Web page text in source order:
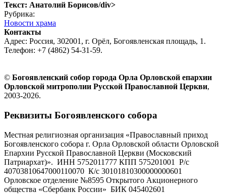
Текст: Анатолий Борисов/div>
Рубрика:
Новости храма
Контакты
Адрес: Россия, 302001, г. Орёл, Богоявленская площадь, 1.
Телефон: +7 (4862) 54-31-59.
© Богоявленский собор города Орла Орловской епархии
Орловской митрополии Русской Православной Церкви,
2003-2026.
Реквизиты Богоявленского собора
Местная религиозная организация «Православный приход
Богоявленского собора г. Орла Орловской области Орловской
Епархии Русской Православной Церкви (Московский
Патриархат)». ИНН 5752011777 КПП 575201001 Р/с
40703810647000110070 К/с 30101810300000000601
Орловское отделение №8595 Открытого Акционерного
общества «Сбербанк России» БИК 045402601